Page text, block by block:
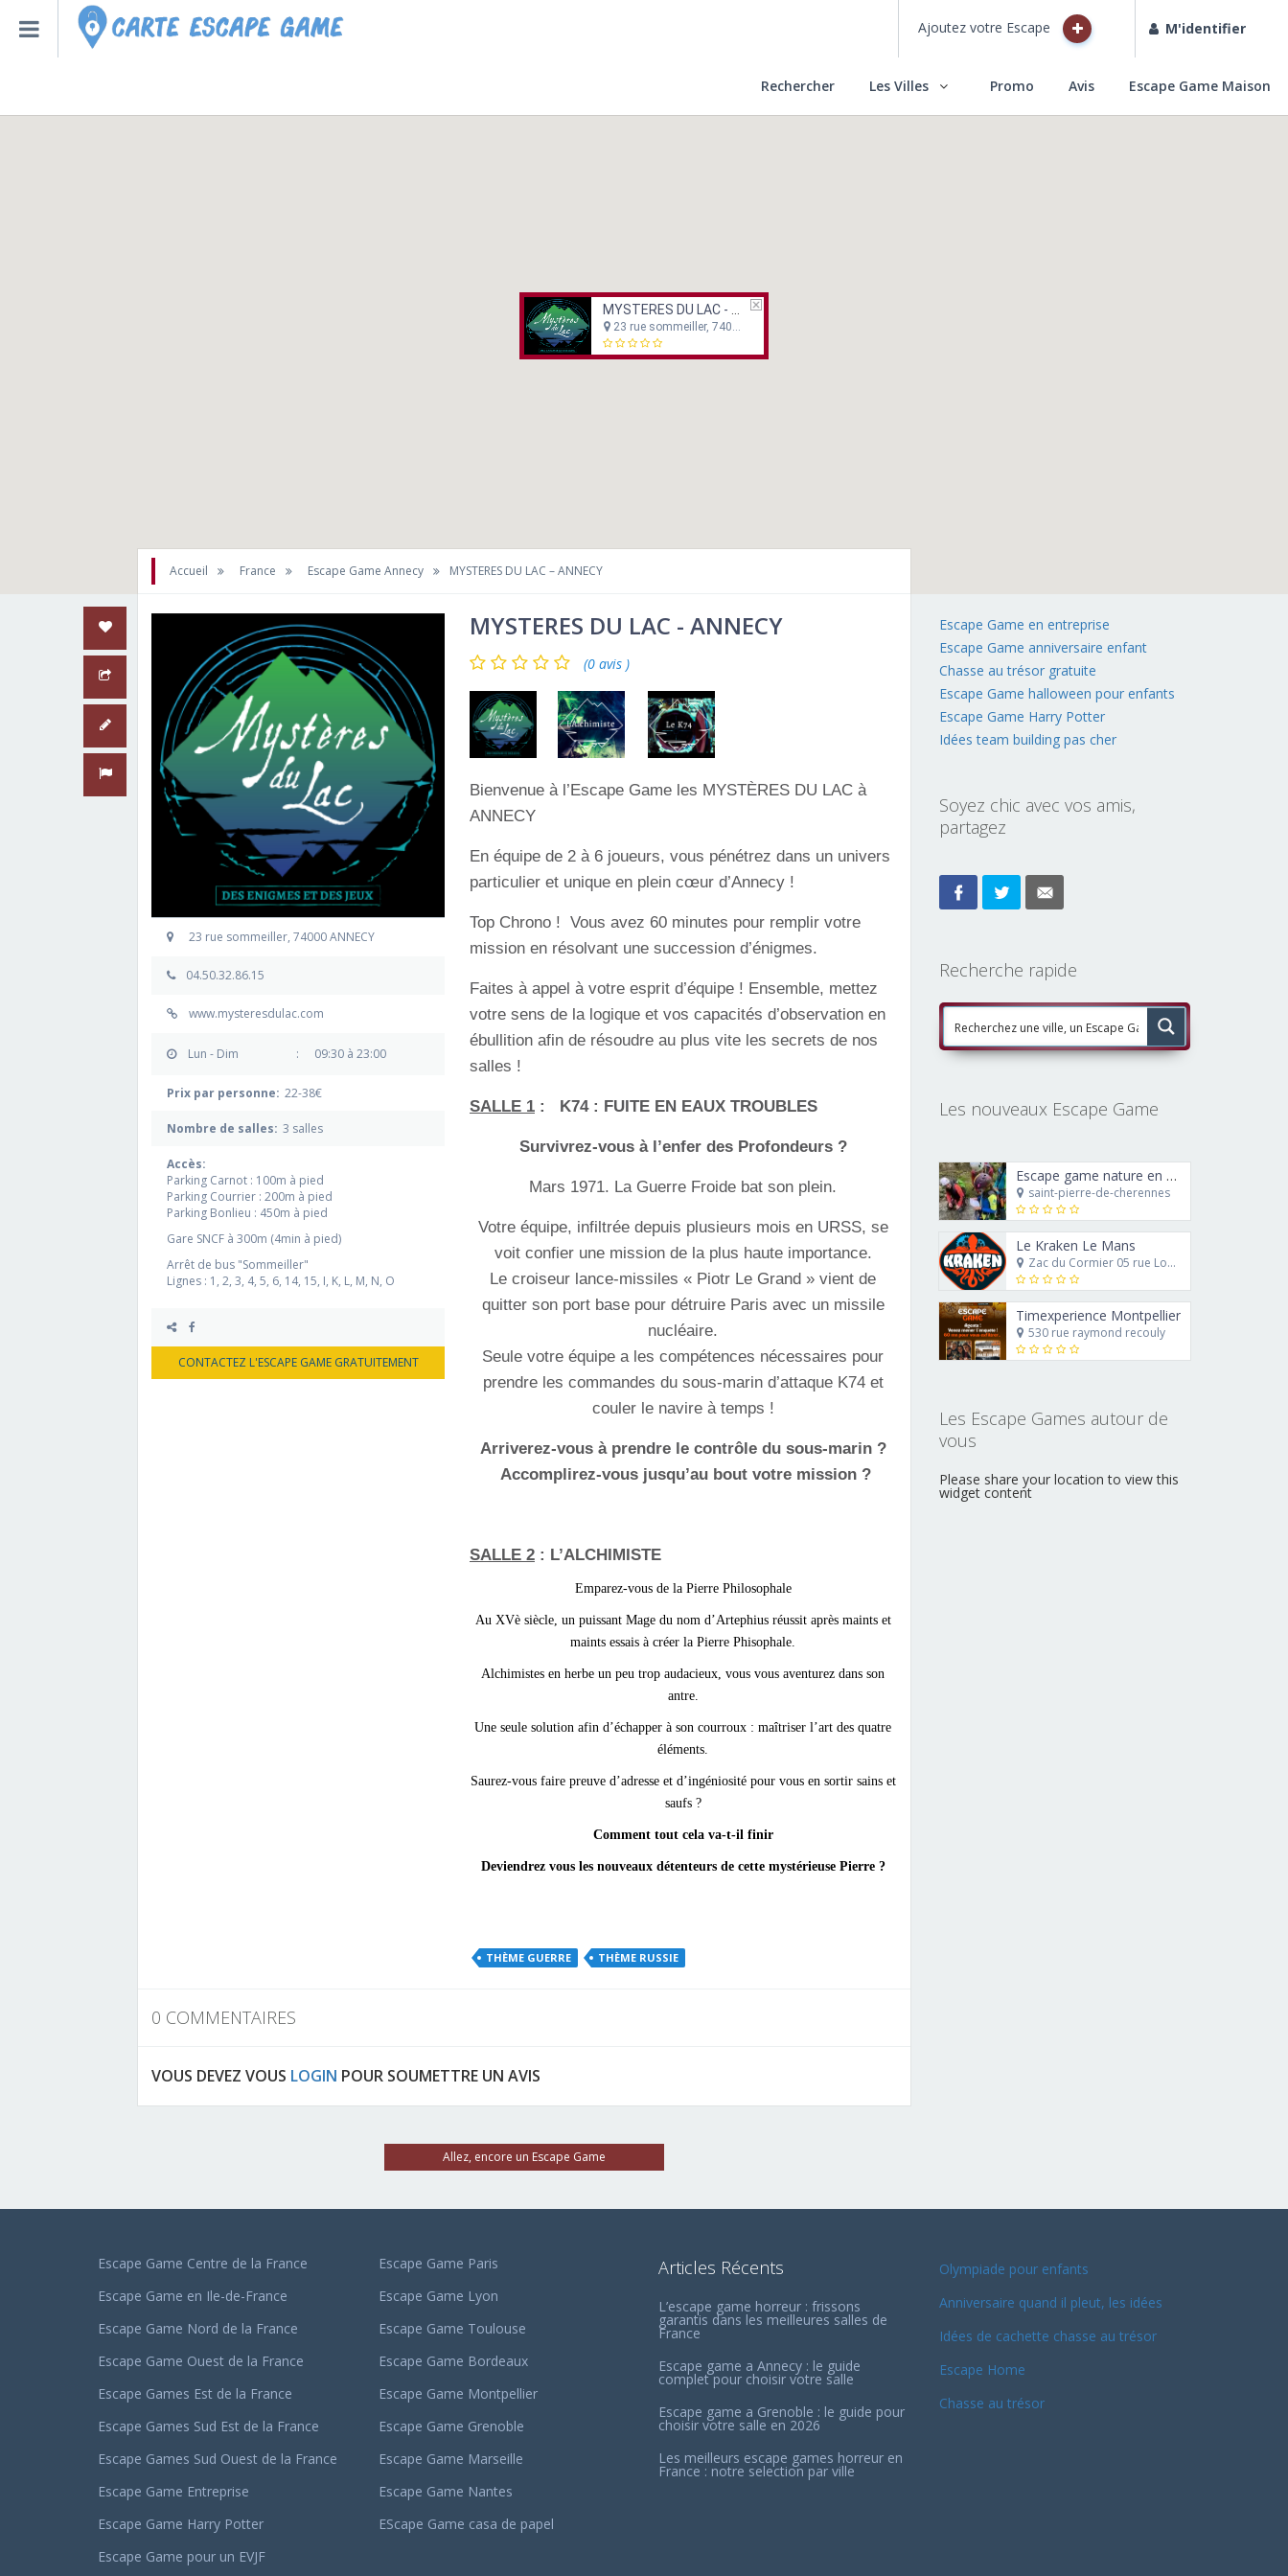
Ajoutez votre Escape M'identifier
Rechercher Les Villes Promo Avis Escape Game Maison
23 rue sommeiller, 74000 ANNECY
Accueil France Escape Game Annecy MYSTERES DU LAC – ANNECY
23 rue sommeiller, 74000 ANNECY
04.50.32.86.15
www.mysteresdulac.com
Lun - Dim : 09:30 à 23:00
Prix par personne: 22-38€
Nombre de salles: 3 salles
Accès:
Parking Carnot : 100m à pied
Parking Courrier : 200m à pied
Parking Bonlieu : 450m à pied
Gare SNCF à 300m (4min à pied)
Arrêt de bus "Sommeiller"
Lignes : 1, 2, 3, 4, 5, 6, 14, 15, I, K, L, M, N, O
CONTACTEZ L'ESCAPE GAME GRATUITEMENT
MYSTERES DU LAC - ANNECY
(0 avis )
Bienvenue à l’Escape Game les MYSTÈRES DU LAC à
ANNECY
En équipe de 2 à 6 joueurs, vous pénétrez dans un univers
particulier et unique en plein cœur d’Annecy !
Top Chrono ! Vous avez 60 minutes pour remplir votre
mission en résolvant une succession d’énigmes.
Faites à appel à votre esprit d’équipe ! Ensemble, mettez
votre sens de la logique et vos capacités d’observation en
ébullition afin de résoudre au plus vite les secrets de nos
salles !
SALLE 1: K74 : FUITE EN EAUX TROUBLES
Survivrez-vous à l’enfer des Profondeurs ?
Mars 1971. La Guerre Froide bat son plein.
Votre équipe, infiltrée depuis plusieurs mois en URSS, se
voit confier une mission de la plus haute importance.
Le croiseur lance-missiles « Piotr Le Grand » vient de
quitter son port base pour détruire Paris avec un missile
nucléaire.
Seule votre équipe a les compétences nécessaires pour
prendre les commandes du sous-marin d’attaque K74 et
couler le navire à temps !
Arriverez-vous à prendre le contrôle du sous-marin ?
Accomplirez-vous jusqu’au bout votre mission ?
SALLE 2: L’ALCHIMISTE
Emparez-vous de la Pierre Philosophale
Au XVè siècle, un puissant Mage du nom d’Artephius réussit après maints et
maints essais à créer la Pierre Phisophale.
Alchimistes en herbe un peu trop audacieux, vous vous aventurez dans son
antre.
Une seule solution afin d’échapper à son courroux : maîtriser l’art des quatre
éléments.
Saurez-vous faire preuve d’adresse et d’ingéniosité pour vous en sortir sains et
saufs ?
Comment tout cela va-t-il finir
Deviendrez vous les nouveaux détenteurs de cette mystérieuse Pierre ?
THÈME GUERRE THÈME RUSSIE
0 COMMENTAIRES
VOUS DEVEZ VOUS LOGIN POUR SOUMETTRE UN AVIS
Allez, encore un Escape Game
Escape Game en entreprise
Escape Game anniversaire enfant
Chasse au trésor gratuite
Escape Game halloween pour enfants
Escape Game Harry Potter
Idées team building pas cher
Soyez chic avec vos amis,
partagez
Recherche rapide
Les nouveaux Escape Game
Escape game nature en canyoning : le trésor de Ra’Carmes le rouge
saint-pierre-de-cherennes
Le Kraken Le Mans
Zac du Cormier 05 rue Louis Blériot 72230 Mulsanne
Timexperience Montpellier
530 rue raymond recouly
Les Escape Games autour de
vous
Please share your location to view this
widget content
Escape Game Centre de la France
Escape Game en Ile-de-France
Escape Game Nord de la France
Escape Game Ouest de la France
Escape Games Est de la France
Escape Games Sud Est de la France
Escape Games Sud Ouest de la France
Escape Game Entreprise
Escape Game Harry Potter
Escape Game pour un EVJF
Escape Game Paris
Escape Game Lyon
Escape Game Toulouse
Escape Game Bordeaux
Escape Game Montpellier
Escape Game Grenoble
Escape Game Marseille
Escape Game Nantes
EScape Game casa de papel
Articles Récents
L’escape game horreur : frissons
garantis dans les meilleures salles de
France
Escape game a Annecy : le guide
complet pour choisir votre salle
Escape game a Grenoble : le guide pour
choisir votre salle en 2026
Les meilleurs escape games horreur en
France : notre selection par ville
Olympiade pour enfants
Anniversaire quand il pleut, les idées
Idées de cachette chasse au trésor
Escape Home
Chasse au trésor